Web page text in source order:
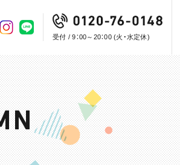
受付 / 9：00～20：00 (火・水定休)